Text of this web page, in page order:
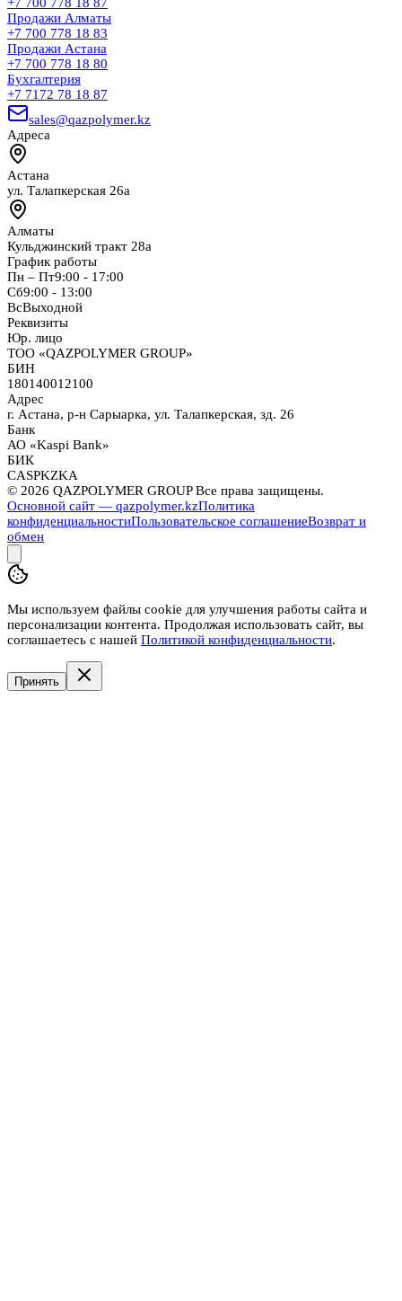
Продажи Алматы
+7 700 778 18 83
Продажи Астана
+7 700 778 18 80
Бухгалтерия
+7 7172 78 18 87
sales@qazpolymer.kz
Адреса
Астана
ул. Талапкерская 26а
Алматы
Кульджинский тракт 28а
График работы
Пн – Пт9:00 - 17:00
Сб9:00 - 13:00
ВсВыходной
Реквизиты
Юр. лицо
ТОО «QAZPOLYMER GROUP»
БИН
180140012100
Адрес
г. Астана, р-н Сарыарка, ул. Талапкерская, зд. 26
Банк
АО «Kaspi Bank»
БИК
CASPKZKA
© 2026 QAZPOLYMER GROUP Все права защищены.
Основной сайт — qazpolymer.kzПолитика
конфиденциальностиПользовательское соглашениеВозврат и
обмен
Мы используем файлы cookie для улучшения работы сайта и
персонализации контента. Продолжая использовать сайт, вы
соглашаетесь с нашей Политикой конфиденциальности.
Принять